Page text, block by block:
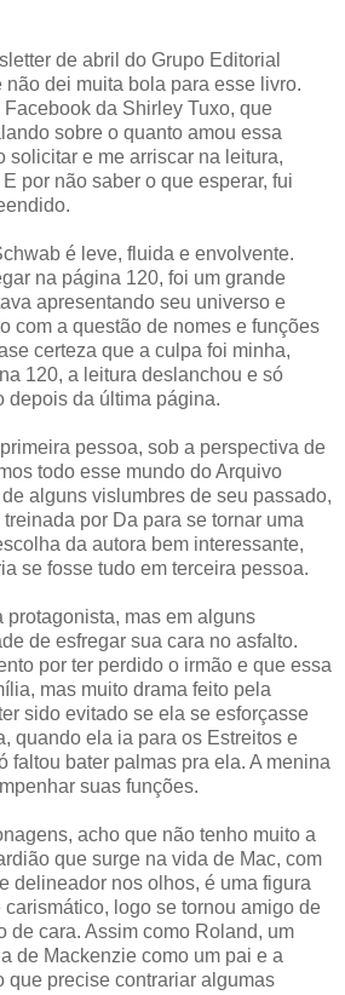
de abril do Grupo Editorial
não dei muita bola para esse livro.
da Shirley Tuxo, que
sobre o quanto amou essa
solicitar e me arriscar na leitura,
por não saber o que esperar, fui
é leve, fluida e envolvente.
na página 120, foi um grande
apresentando seu universo e
com a questão de nomes e funções
certeza que a culpa foi minha,
120, a leitura deslanchou e só
depois da última página.
pessoa, sob a perspectiva de
todo esse mundo do Arquivo
alguns vislumbres de seu passado,
por Da para se tornar uma
da autora bem interessante,
se fosse tudo em terceira pessoa.
protagonista, mas em alguns
de esfregar sua cara no asfalto.
por ter perdido o irmão e que essa
mas muito drama feito pela
sido evitado se ela se esforçasse
quando ela ia para os Estreitos e
faltou bater palmas pra ela. A menina
suas funções.
acho que não tenho muito a
que surge na vida de Mac, com
delineador nos olhos, é uma figura
logo se tornou amigo de
de cara. Assim como Roland, um
de Mackenzie como um pai e a
que precise contrariar algumas